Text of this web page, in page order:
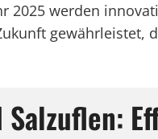
2025 werden
gewährleistet,